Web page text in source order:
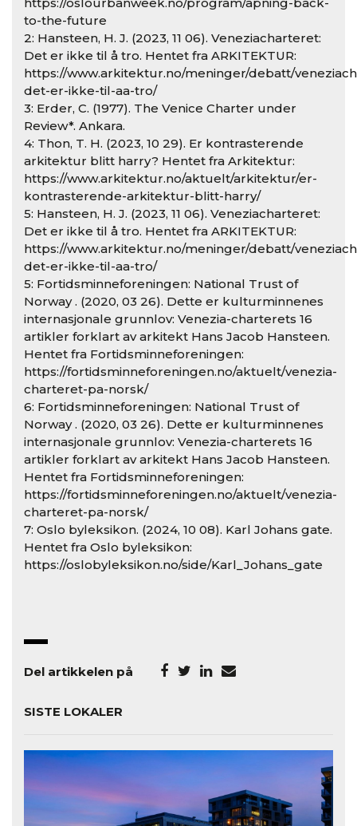
to-the-future
2: Hansteen, H. J. (2023, 11 06). Veneziacharteret:
Det er ikke til å tro. Hentet fra ARKITEKTUR:
https://www.arkitektur.no/meninger/debatt/
det-er-ikke-til-aa-tro/
3: Erder, C. (1977). The Venice Charter under
Review*. Ankara.
4: Thon, T. H. (2023, 10 29). Er kontrasterende
arkitektur blitt harry? Hentet fra Arkitektur:
https://www.arkitektur.no/aktuelt/arkitektur/er-
kontrasterende-arkitektur-blitt-harry/
5: Hansteen, H. J. (2023, 11 06). Veneziacharteret:
Det er ikke til å tro. Hentet fra ARKITEKTUR:
https://www.arkitektur.no/meninger/debatt/
det-er-ikke-til-aa-tro/
5: Fortidsminneforeningen: National Trust of
Norway . (2020, 03 26). Dette er kulturminnenes
internasjonale grunnlov: Venezia-charterets 16
artikler forklart av arkitekt Hans Jacob Hansteen.
Hentet fra Fortidsminneforeningen:
https://fortidsminneforeningen.no/aktuelt/venezia-
charteret-pa-norsk/
6: Fortidsminneforeningen: National Trust of
Norway . (2020, 03 26). Dette er kulturminnenes
internasjonale grunnlov: Venezia-charterets 16
artikler forklart av arkitekt Hans Jacob Hansteen.
Hentet fra Fortidsminneforeningen:
https://fortidsminneforeningen.no/aktuelt/venezia-
charteret-pa-norsk/
7: Oslo byleksikon. (2024, 10 08). Karl Johans gate.
Hentet fra Oslo byleksikon:
https://oslobyleksikon.no/side/Karl_Johans_gate
Del artikkelen på
SISTE LOKALER